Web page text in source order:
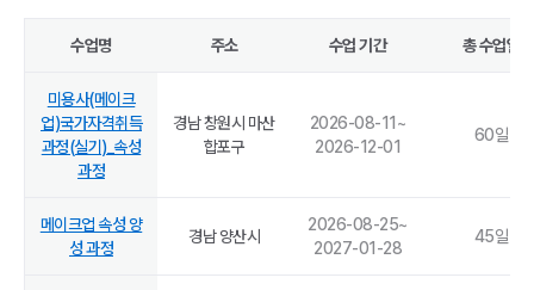
수업명 주소 수업 기간 총 수업일
미용사(메이크
업)국가자격취득
과정(실기)_속성
과정
경남 창원시 마산
합포구
2026-08-11 ~
2026-12-01
60일
메이크업 속성 양
성 과정
경남 양산시
2026-08-25~
2027-01-28
45일